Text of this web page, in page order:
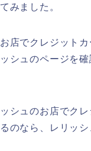
みました。
店でクレジットカ
シュのページを
シュのお店でク
のなら、レリッ